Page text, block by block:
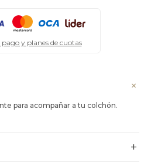
pago y planes de cuotas
para acompañar a tu colchón.